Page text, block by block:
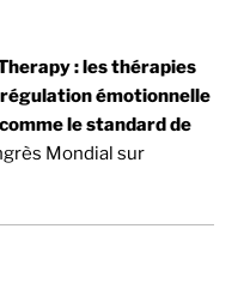
: les thérapies
émotionnelle
le standard de
Mondial sur